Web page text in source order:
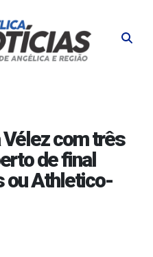
com três
de final
ou Athletico-